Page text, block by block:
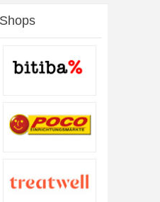
Optiker. Natürlich